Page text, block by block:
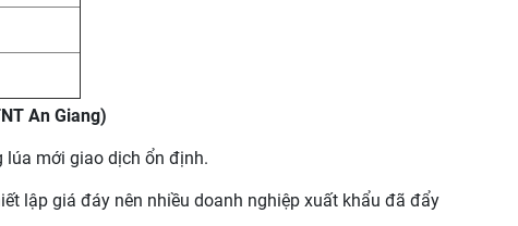
An Giang)
lúa mới giao dịch ổn định.
lập giá đáy nên nhiều doanh nghiệp xuất khẩu đã đẩy